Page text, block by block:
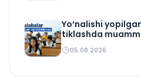
Yo‘nalishi
tiklashda
05.08.2026